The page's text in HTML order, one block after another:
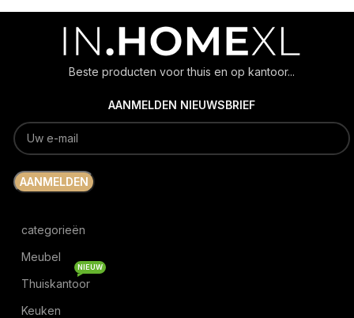
Beste producten voor thuis en op kantoor...
AANMELDEN NIEUWSBRIEF
categorieën
Meubel
Thuiskantoor
NIEUW
Keuken